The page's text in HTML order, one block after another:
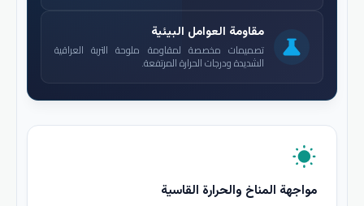
science
مقاومة العوامل البيئية
تصميمات مخصصة لمقاومة ملوحة التربة العراقية
الشديدة ودرجات الحرارة المرتفعة.
wb_sunny
مواجهة المناخ والحرارة القاسية